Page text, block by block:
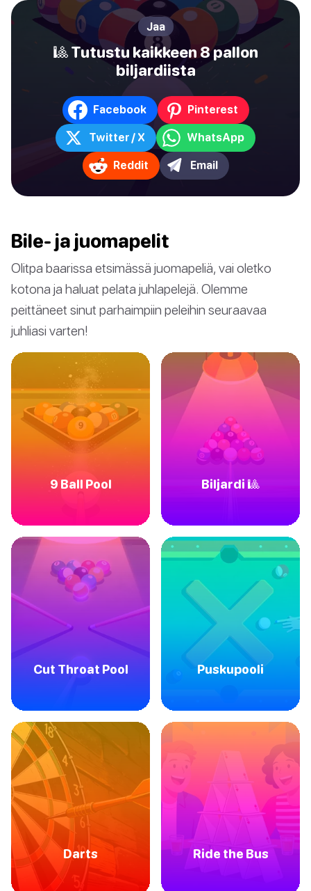
Jaa
🎱 Tutustu kaikkeen 8 pallon
biljardiista
Facebook Pinterest
Twitter / X WhatsApp
Reddit Email
Bile- ja juomapelit
Olitpa baarissa etsimässä juomapeliä, vai oletko
kotona ja haluat pelata juhlapelejä. Olemme
peittäneet sinut parhaimpiin peleihin seuraavaa
juhliasi varten!
9 Ball Pool Biljardi 🎱
Cut Throat Pool Puskupooli
Darts Ride the Bus